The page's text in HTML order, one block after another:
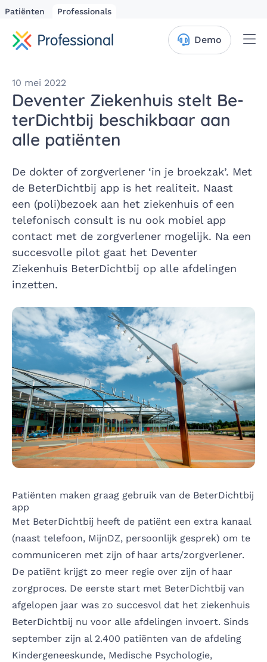
Patiënten Professionals
Demo
10 mei 2022
Deventer Ziekenhuis stelt Be­
ter­Dicht­bij be­schik­baar aan
alle pa­ti­ën­ten
De dokter of zorgverlener ‘in je broekzak’. Met
de BeterDichtbij app is het realiteit. Naast
een (poli)bezoek aan het ziekenhuis of een
telefonisch consult is nu ook mobiel app
contact met de zorgverlener mogelijk. Na een
succesvolle pilot gaat het Deventer
Ziekenhuis BeterDichtbij op alle afdelingen
inzetten.
Patiënten maken graag gebruik van de BeterDichtbij
app
Met BeterDichtbij heeft de patiënt een extra kanaal
(naast telefoon, MijnDZ, persoonlijk gesprek) om te
communiceren met zijn of haar arts/zorgverlener.
De patiënt krijgt zo meer regie over zijn of haar
zorgproces. De eerste start met BeterDichtbij van
afgelopen jaar was zo succesvol dat het ziekenhuis
BeterDichtbij nu voor alle afdelingen invoert. Sinds
september zijn al 2.400 patiënten van de afdeling
Kindergeneeskunde, Medische Psychologie,